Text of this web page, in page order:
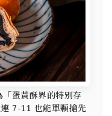
蛋黃酥界的特別存
7-11 也能單顆搶先